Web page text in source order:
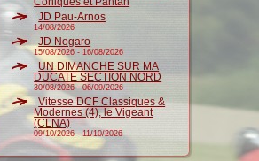
JD Pau-Arnos
14/08/2026
JD Nogaro
15/08/2026 -16/08/2026
UN DIMANCHE SUR MA
DUCATE SECTION NORD
30/08/2026-06/09/2026
Vitesse DCF Classiques &
Modernes (4), le Vigeant
(CLNA)
09/10/2026-11/10/2026